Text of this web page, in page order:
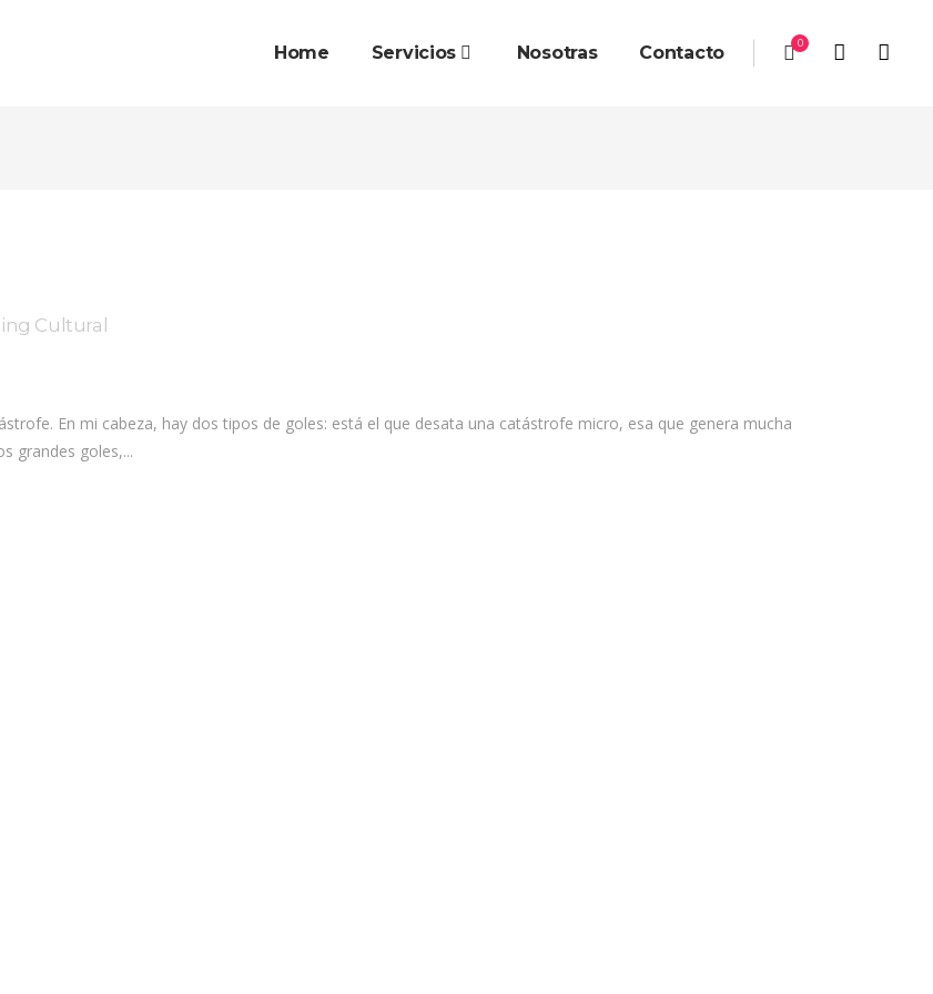
0
Home Servicios Nosotras Contacto
Cultural
En mi cabeza, hay dos tipos de goles: está el que desata una catástrofe micro, esa que genera mucha
grandes goles,...